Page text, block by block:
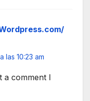
las 10:23 am
a comment I